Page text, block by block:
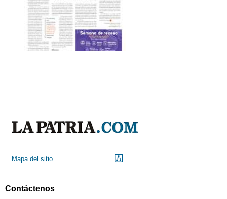
Mapa del sitio
Contáctenos